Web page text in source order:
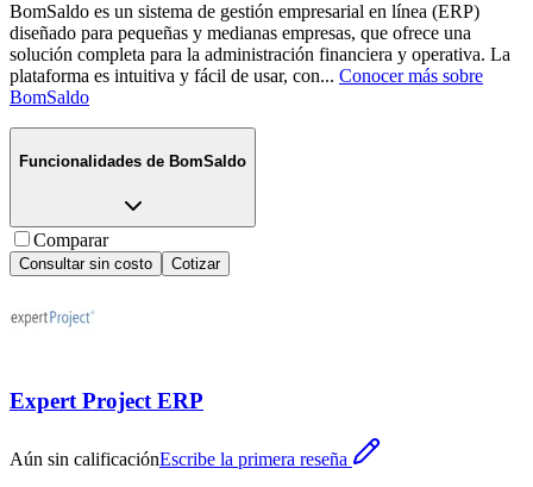
BomSaldo es un sistema de gestión empresarial en línea (ERP)
diseñado para pequeñas y medianas empresas, que ofrece una
solución completa para la administración financiera y operativa. La
plataforma es intuitiva y fácil de usar, con... Conocer más sobre
BomSaldo
Funcionalidades de BomSaldo
Comparar
Consultar sin costo Cotizar
Expert Project ERP
Aún sin calificaciónEscribe la primera reseña